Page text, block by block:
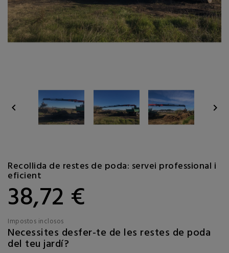
 
Recollida de restes de poda: servei professional i
eficient
38,72 €
Impostos inclosos
Necessites desfer-te de les restes de poda
del teu jardí?